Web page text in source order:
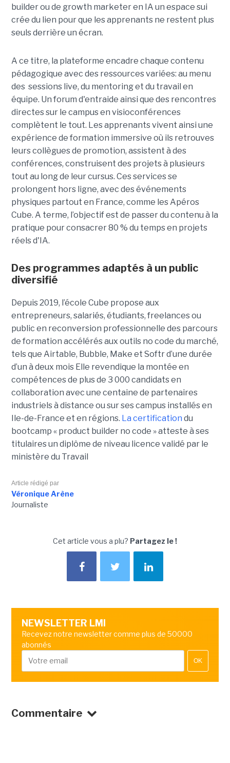
builder ou de growth marketer en IA un espace sui
crée du lien pour que les apprenants ne restent plus
seuls derrière un écran.
A ce titre, la plateforme encadre chaque contenu
pédagogique avec des ressources variées: au menu
des sessions live, du mentoring et du travail en
équipe. Un forum d'entraide ainsi que des rencontres
directes sur le campus en visioconférences
complètent le tout. Les apprenants vivent ainsi une
expérience de formation immersive où ils retrouves
leurs collègues de promotion, assistent à des
conférences, construisent des projets à plusieurs
tout au long de leur cursus. Ces services se
prolongent hors ligne, avec des événements
physiques partout en France, comme les Apéros
Cube. A terme, l’objectif est de passer du contenu à la
pratique pour consacrer 80 % du temps en projets
réels d'IA.
Des programmes adaptés à un public
diversifié
Depuis 2019, l’école Cube propose aux
entrepreneurs, salariés, étudiants, freelances ou
public en reconversion professionnelle des parcours
de formation accélérés aux outils no code du marché,
tels que Airtable, Bubble, Make et Softr d’une durée
d’un à deux mois Elle revendique la montée en
compétences de plus de 3 000 candidats en
collaboration avec une centaine de partenaires
industriels à distance ou sur ses campus installés en
Ile-de-France et en régions. La certification du
bootcamp « product builder no code » atteste à ses
titulaires un diplôme de niveau licence validé par le
ministère du Travail
Article rédigé par
Véronique Arène
Journaliste
Cet article vous a plu? Partagez le !
NEWSLETTER LMI
Recevez notre newsletter comme plus de 50000
abonnés
OK
Commentaire